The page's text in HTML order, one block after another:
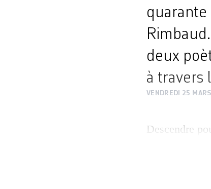
quarante
deux
à travers
VENDREDI 25
Descendre